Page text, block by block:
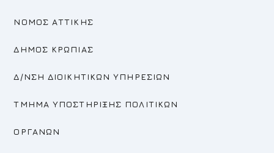
ΝΟΜΟΣ ΑΤΤΙΚΗΣ
ΔΗΜΟΣ ΚΡΩΠΙΑΣ
Δ/ΝΣΗ ΔΙΟΙΚΗΤΙΚΩΝ ΥΠΗΡΕΣΙΩΝ
ΤΜΗΜΑ ΥΠΟΣΤΗΡΙΞΗΣ ΠΟΛΙΤΙΚΩΝ
ΟΡΓΑΝΩΝ